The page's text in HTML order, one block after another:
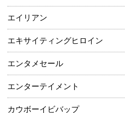
エイリアン
エキサイティングヒロイン
エンタメセール
エンターテイメント
カウボーイビバップ